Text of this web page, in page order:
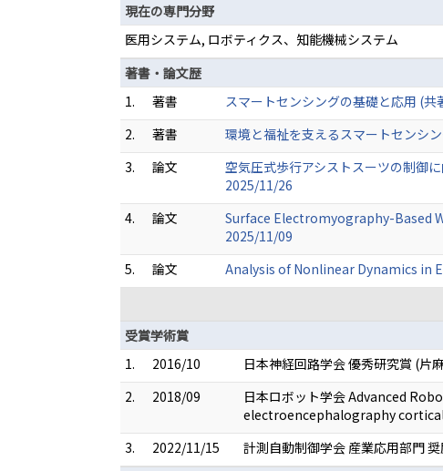
現在の専門分野
医用システム, ロボティクス、知能機械システム
著書・論文歴
1.
著書
スマートセンシングの基礎と応用 (共
2.
著書
環境と福祉を支えるスマートセンシ
3.
論文
空気圧式歩行アシストスーツの制御
2025/11/26
4.
論文
Surface Electromyography-Based
2025/11/09
5.
論文
Analysis of Nonlinear Dynamics in
受賞学術賞
1.
2016/10
日本神経回路学会 優秀研究賞 (片
2.
2018/09
日本ロボット学会 Advanced
electroencephalography
3.
2022/11/15
計測自動制御学会 産業応用部門